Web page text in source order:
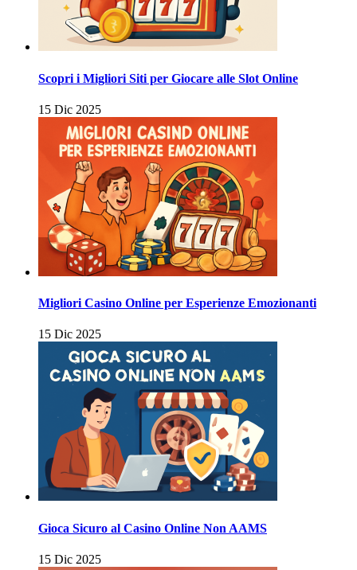
Scopri i Migliori Siti per Giocare alle Slot Online
15 Dic 2025
Migliori Casino Online per Esperienze Emozionanti
15 Dic 2025
Gioca Sicuro al Casino Online Non AAMS
15 Dic 2025